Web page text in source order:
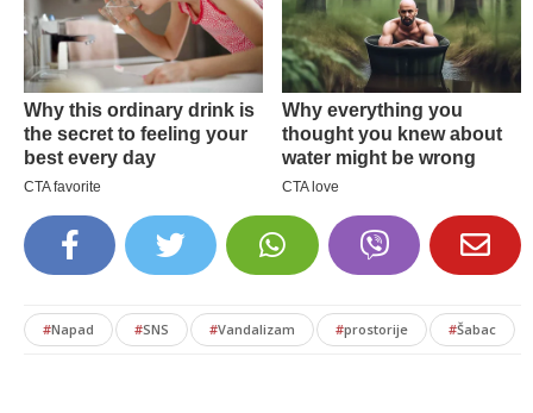
#Napad #SNS #Vandalizam #prostorije #Šabac